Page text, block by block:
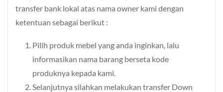
transfer bank lokal atas nama owner kami dengan
ketentuan sebagai berikut :
Pilih produk mebel yang anda inginkan, lalu
informasikan nama barang berseta kode
produknya kepada kami.
Selanjutnya silahkan melakukan transfer Down